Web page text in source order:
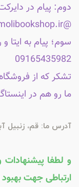
دوم: پیام در
@madmolibookshop.ir
سوم؛ پیام به ایتا و
09165435982
تشکر که از
ما رو هم در
آدرس ما: قم، زنبیل
و لطفا پیشنهادات
ارتباطی جهت